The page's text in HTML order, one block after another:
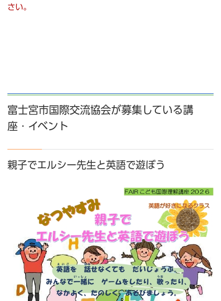
さい。
富士宮市国際交流協会が募集している講
座・イベント
親子でエルシー先生と英語で遊ぼう